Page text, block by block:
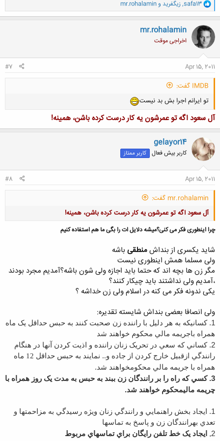
و
ا
ک
ن
ش
ه
ا
safa13
,زيگفريد وmr.rohalamin
mr.rohalamin
اخراجی موقت
Apr 15, 2011
#7
IMDB گفت:
تو ایرانم اجرا بش بد نیست
آل سعود اگه تو عمرشون يه كار درست كرده باشن، همينه!
gelayor14
کاربر بیش فعال کاربر ممتاز
Apr 15, 2011
#8
mr.rohalamin گفت:
آل سعود اگه تو عمرشون يه كار درست كرده باشن، همينه!
کلیک کنید تا باز شود...
چرا اینطوری فکر می کنی؟میشه دلایل ات را بگی ما هم استفاده کنیم
شاید یکسری از بنداشمنطقی باشه
ولی مسلما همش اینطوری نیست
مگر زن ها بچه اند که حتما باید اجازه ولی شون باشه؟آمدیم مجرد بودند
،آمدیم ولی نداشتند باید چیکار کنند؟
یکی ندونه فکر می کنه در اسلام ولی زن خداشه ؟
ولی انصافا بعضی بنداش شایسته تقدیره:
1. کسانيکه به هر دليل با راننده زن صحبت کنند به حبس حداقل يک ماه
همراه باجريمه مالي محکوم خواهند شد
2. کساني که سعي در تحريک زنان راننده و اذيت کردن آنها در هنگام
رانندگي از
قبيل خارج کردن از جاده و.. نمايند به حبس حداقل 12 ماه
همراه با جريمه مالي محکومخواهند شد.
3. کسي که راه را بر رانندگان زن ببند به حبس به مدت يک روز همراه با
چريمه ماليمحکوم خواهند شد.
1.
ايجاد بخش راهنمايي و رانندگي زنان ويژه رسيدگي به مزاحمتها و
تعدي بهرانندگان زن و پاسخ به تماسها
2
. ايجاد يک خط تلفن رايگان براي تماسهاي مربوط